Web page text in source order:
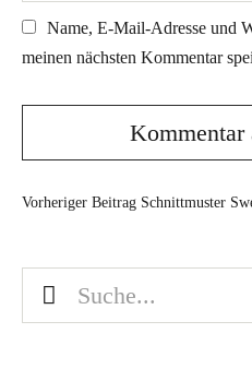
Name, E-Mail-Adresse und
meinen nächsten Kommentar
Vorheriger Beitrag Schnittmuster